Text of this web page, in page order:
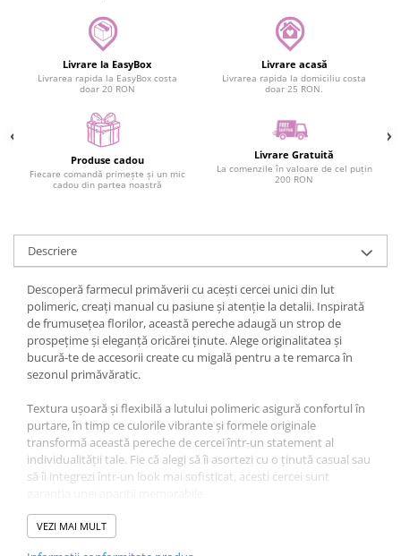
Livrare la EasyBox
Livrarea rapida la EasyBox costa
doar 20 RON
Livrare acasă
Livrarea rapida la domiciliu costa
doar 25 RON.
Produse cadou
Fiecare comandă primește și un mic
cadou din partea noastră
Livrare Gratuită
La comenzile în valoare de cel puțin
200 RON
Descriere
Descoperă farmecul primăverii cu acești cercei unici din lut
polimeric, creați manual cu pasiune și atenție la detalii. Inspirată
de frumusețea florilor, această pereche adaugă un strop de
prospețime și eleganță oricărei ținute. Alege originalitatea și
bucură-te de accesorii create cu migală pentru a te remarca în
sezonul primăvăratic.
Textura ușoară și flexibilă a lutului polimeric asigură confortul în
purtare, în timp ce culorile vibrante și formele originale
transformă această pereche de cercei într-un statement al
individualității tale. Fie că alegi să îi asortezi cu o ținută casual sau
să îi integrezi într-un look mai sofisticat, acești cercei sunt
VEZI MAI MULT